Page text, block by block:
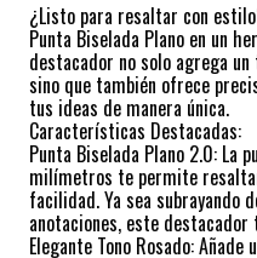
¿Listo para resaltar con
Punta Biselada Plano en un
destacador no solo agrega
sino que también ofrece
tus ideas de manera única.
Características Destacadas:
Punta Biselada Plano 2.0: La
milímetros te permite
facilidad. Ya sea subrayando
anotaciones, este
Elegante Tono Rosado: